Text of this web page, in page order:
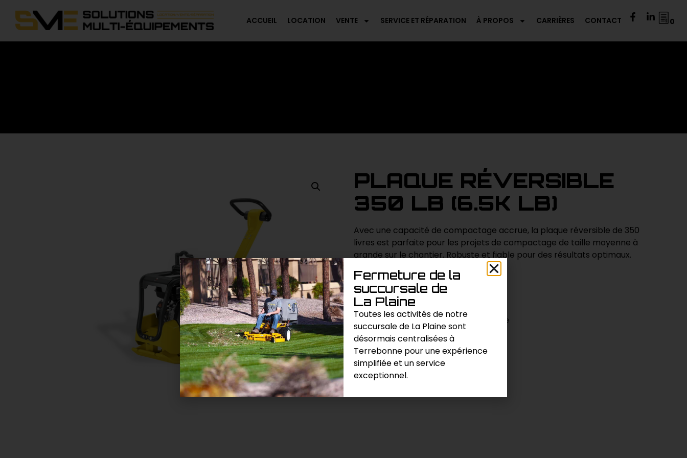
0
ACCUEIL LOCATION VENTE SERVICE ET RÉPARATION À PROPOS CARRIÈRES CONTACT
PLAQUE RÉVERSIBLE
350 LB (6.5K LB)
Avec une capacité de compactage accrue, la plaque réversible de 350
livres est parfaite pour les projets de compactage de taille moyenne à
grande sur le chantier. Robuste et fiable pour des résultats optimaux.
Demande de prix
Catégories : Compaction / Excavation Plaque
Fermeture de la
succursale de
La Plaine
Toutes les activités de notre
succursale de La Plaine sont
désormais centralisées à
Terrebonne pour une expérience
simplifiée et un service
exceptionnel.